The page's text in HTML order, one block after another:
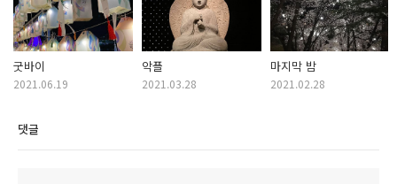
굿바이
2021.06.19
악플
2021.03.28
마지막 밤
2021.02.28
댓글